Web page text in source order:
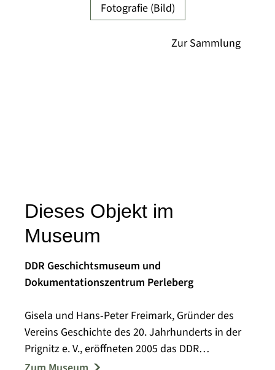
Fotografie (Bild)
Dieses Objekt im
Museum
DDR Geschichtsmuseum und
Dokumentationszentrum Perleberg
Gisela und Hans-Peter Freimark, Gründer des
Vereins Geschichte des 20. Jahrhunderts in der
Prignitz e. V., eröffneten 2005 das DDR
Geschichtsmuseum und